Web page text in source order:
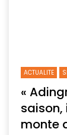
ACTUALITE
«
saison,
monte